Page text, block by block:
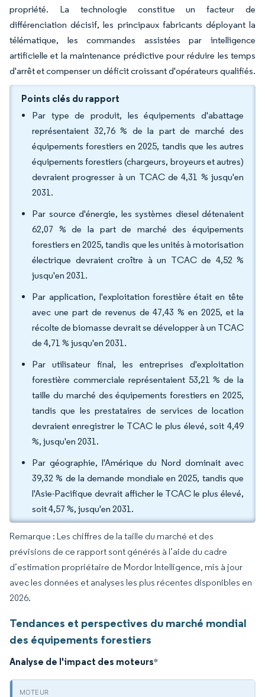
propriété. La technologie constitue un facteur de
différenciation décisif, les principaux fabricants déployant la
télématique, les commandes assistées par intelligence
artificielle et la maintenance prédictive pour réduire les temps
d'arrêt et compenser un déficit croissant d'opérateurs qualifiés.
Points clés du rapport
Par type de produit, les équipements d'abattage
représentaient 32,76 % de la part de marché des
équipements forestiers en 2025, tandis que les autres
équipements forestiers (chargeurs, broyeurs et autres)
devraient progresser à un TCAC de 4,31 % jusqu'en
2031.
Par source d'énergie, les systèmes diesel détenaient
62,07 % de la part de marché des équipements
forestiers en 2025, tandis que les unités à motorisation
électrique devraient croître à un TCAC de 4,52 %
jusqu'en 2031.
Par application, l'exploitation forestière était en tête
avec une part de revenus de 47,43 % en 2025, et la
récolte de biomasse devrait se développer à un TCAC
de 4,71 % jusqu'en 2031.
Par utilisateur final, les entreprises d'exploitation
forestière commerciale représentaient 53,21 % de la
taille du marché des équipements forestiers en 2025,
tandis que les prestataires de services de location
devraient enregistrer le TCAC le plus élevé, soit 4,49
%, jusqu'en 2031.
Par géographie, l'Amérique du Nord dominait avec
39,32 % de la demande mondiale en 2025, tandis que
l'Asie-Pacifique devrait afficher le TCAC le plus élevé,
soit 4,57 %, jusqu'en 2031.
Remarque : Les chiffres de la taille du marché et des
prévisions de ce rapport sont générés à l’aide du cadre
d’estimation propriétaire de Mordor Intelligence, mis à jour
avec les données et analyses les plus récentes disponibles en
2026.
Tendances et perspectives du marché mondial
des équipements forestiers
Analyse de l'impact des moteurs*